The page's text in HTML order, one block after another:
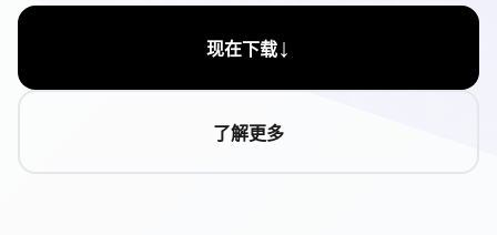
现在下载↓
了解更多